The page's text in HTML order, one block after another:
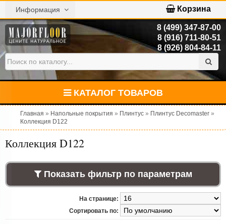
Информация Корзина
8 (499) 347-87-00
8 (916) 711-80-51
8 (926) 804-84-11
КАТАЛОГ ТОВАРОВ
Главная » Напольные покрытия » Плинтус » Плинтус Decomaster »
Коллекция D122
Коллекция D122
Показать фильтр по параметрам
На странице:
Сортировать по: